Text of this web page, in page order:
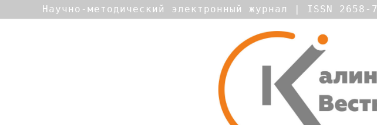
Научно-методический электронный журнал | ISSN 2658-